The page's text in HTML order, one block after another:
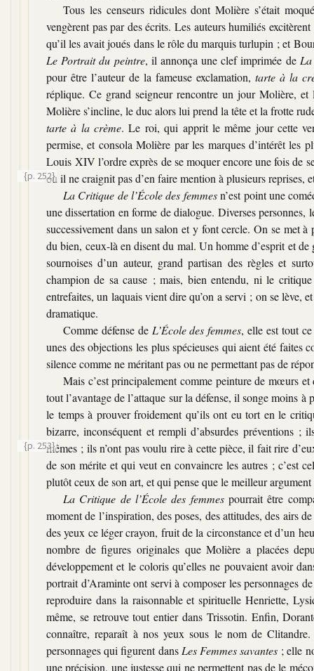
Tous les censeurs ridicules dont Molière s’était
vengèrent pas par des écrits. Les auteurs humiliés
qu’il les avait joués dans le rôle du marquis turlupin ; et
Le Portrait du peintre, il annonça une clef imprimée de
pour être l’auteur de la fameuse exclamation, tarte à la
réplique. Ce grand seigneur rencontre un jour Molière, et
Molière s’incline, le duc alors lui prend la tête et la frotte
tarte à la crème. Le roi, qui apprit le même jour cette
permise, et consola Molière par les marques d’intérêt les
Louis XIV l’ordre exprès de se moquer encore une fois de
{p. 252}où il ne craignit pas d’en faire mention à plusieurs reprises,
La Critique de l’École des femmesn’est point une
une dissertation en forme de dialogue. Diverses personnes,
successivement dans un salon et y font cercle. On se met
du bien, ceux-là en disent du mal. Un homme d’esprit et
sournoises d’un auteur, grand partisan des règles et
champion de sa cause ; mais, bien entendu, ni le
entrefaites, un laquais vient dire qu’on a servi ; on se lève,
dramatique.
Comme défense de L’École des femmes, elle est tout
unes des objections les plus spécieuses qui aient été faites
silence comme ne méritant pas ou ne permettant pas de
Mais c’est principalement comme peinture de mœurs
tout l’avantage de l’attaque sur la défense, il songe moins
le temps à prouver froidement qu’ils ont eu tort en le
bizarre, inconséquent et rempli d’absurdes préventions ;
mêmes ; ils n’ont pas voulu rire à cette pièce, il fait rire
{p. 253}
de son mérite et qui veut en convaincre les autres ; c’est
plutôt ceux de son art, et qui pense que le meilleur
La Critique de l’École des femmespourrait être
moment de l’inspiration, des poses, des attitudes, des airs
des yeux ce léger crayon, fruit de la circonstance et d’un
nombre de figures originales que Molière a placées
développement et le coloris qu’elles ne pouvaient avoir
portrait d’Araminte ont servi à composer les personnages
reproduire dans la raisonnable et spirituelle Henriette,
même, se retrouve tout entier dans Trissotin. Enfin,
connaître, reparaît à nos yeux sous le nom de
personnages qui figurent dans Les Femmes savantes ; elle
une précision, une justesse qui ne permettent pas de le